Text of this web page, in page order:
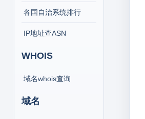
各国自治系统排行
IP地址查ASN
WHOIS
域名whois查询
域名